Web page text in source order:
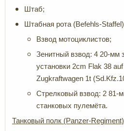
Штаб;
Штабная рота (Befehls-
Взвод мотоциклистов;
Зенитный взвод: 4 20-мм
установки 2cm Flak 38 auf
Zugkraftwagen 1t
Стрелковый взвод: 2 81-
станковых пулемёта.
Танковый полк (Panzer-Regiment)